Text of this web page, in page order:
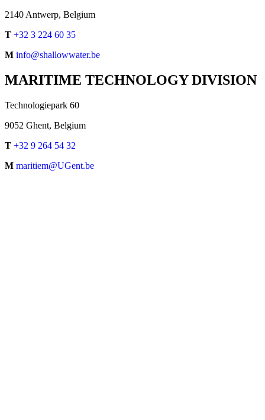
2140 Antwerp, Belgium
T +32 3 224 60 35
M info@shallowwater.be
MARITIME TECHNOLOGY DIVISION
Technologiepark 60
9052 Ghent, Belgium
T +32 9 264 54 32
M maritiem@UGent.be